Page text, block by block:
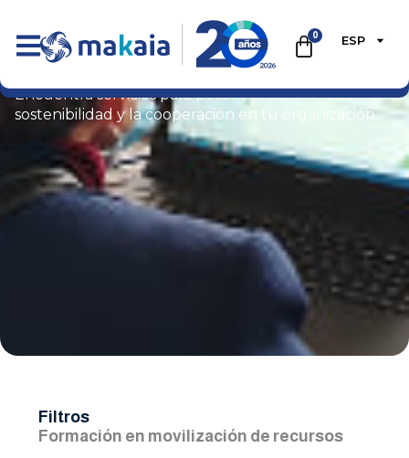
0 ESP
Tienda
Encuentra servicios para potenciar la innovación, la
sostenibilidad y la cooperación en tu organización.
Filtros
Formación en movilización de recursos